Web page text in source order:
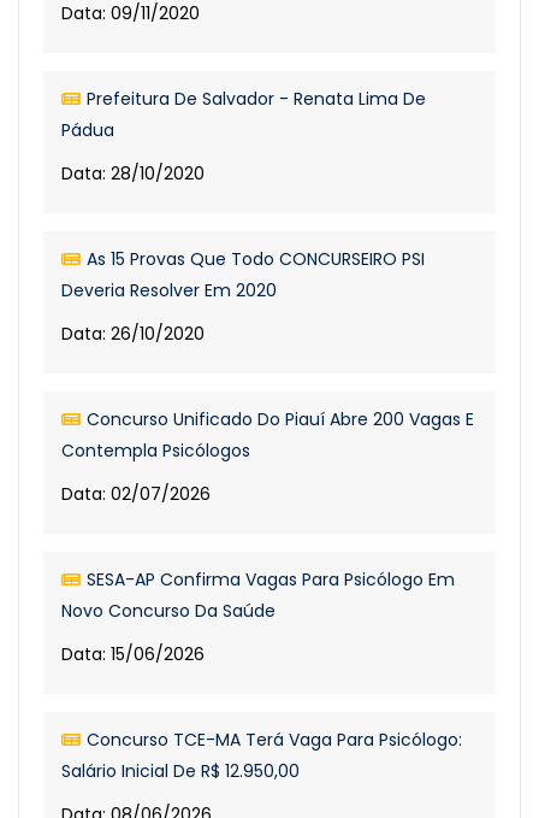
Data: 09/11/2020
Prefeitura De Salvador - Renata Lima De
Pádua
Data: 28/10/2020
As 15 Provas Que Todo CONCURSEIRO PSI
Deveria Resolver Em 2020
Data: 26/10/2020
Concurso Unificado Do Piauí Abre 200 Vagas E
Contempla Psicólogos
Data: 02/07/2026
SESA-AP Confirma Vagas Para Psicólogo Em
Novo Concurso Da Saúde
Data: 15/06/2026
Concurso TCE-MA Terá Vaga Para Psicólogo:
Salário Inicial De R$ 12.950,00